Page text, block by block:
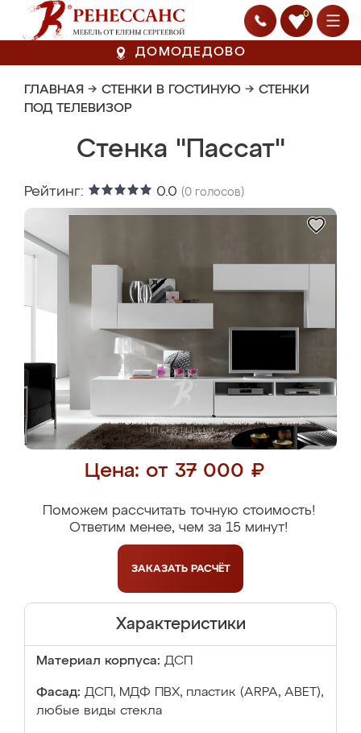
0
ДОМОДЕДОВО
ГЛАВНАЯ → СТЕНКИ В ГОСТИНУЮ → СТЕНКИ
ПОД ТЕЛЕВИЗОР
Стенка "Пассат"
Рейтинг: 0.0 (0 голосов)
Цена: от 37 000 ₽
Поможем рассчитать точную стоимость!
Ответим менее, чем за 15 минут!
ЗАКАЗАТЬ РАСЧЁТ
Характеристики
Материал корпуса: ДСП
Фасад: ДСП, МДФ ПВХ, пластик (ARPA, ABET),
любые виды стекла